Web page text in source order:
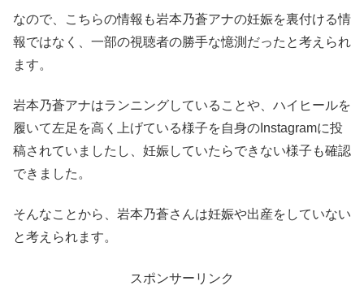
なので、こちらの情報も岩本乃蒼アナの妊娠を裏付ける情
報ではなく、一部の視聴者の勝手な憶測だったと考えられ
ます。
岩本乃蒼アナはランニングしていることや、ハイヒールを
履いて左足を高く上げている様子を自身のInstagramに投
稿されていましたし、妊娠していたらできない様子も確認
できました。
そんなことから、岩本乃蒼さんは妊娠や出産をしていない
と考えられます。
スポンサーリンク